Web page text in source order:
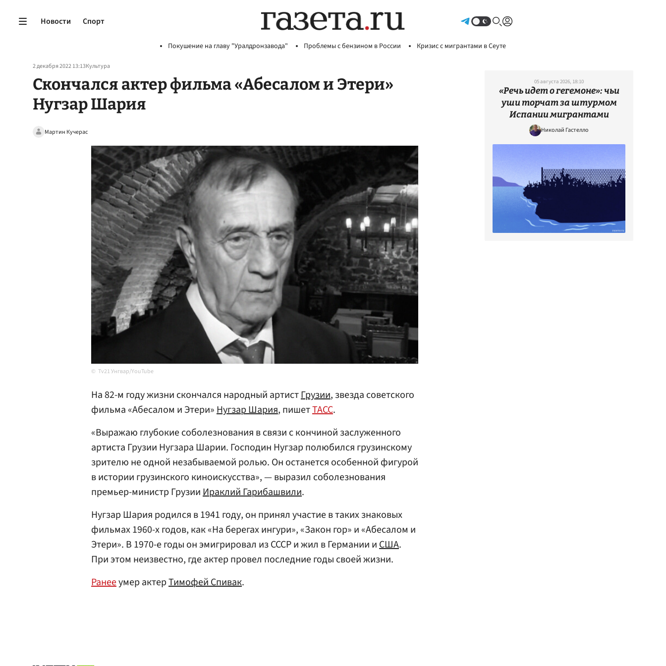
Новости Спорт
Покушение на главу "Уралдронзавода" Проблемы с бензином в России Кризис с мигрантами в Сеуте
2 декабря 2022 13:13Культура
Скончался актер фильма «Абесалом и Этери»
Нугзар Шария
Мартин Кучерас
Tv21 Унгвар/YouTube
На 82-м году жизни скончался народный артистГрузии, звезда советского
фильма «Абесалом и Этери»Нугзар Шария, пишетТАСС.
«Выражаю глубокие соболезнования в связи с кончиной заслуженного
артиста Грузии Нугзара Шарии. Господин Нугзар полюбился грузинскому
зрителю не одной незабываемой ролью. Он останется особенной фигурой
в истории грузинского киноискусства», — выразил соболезнования
премьер-министр ГрузииИраклий Гарибашвили.
Нугзар Шария родился в 1941 году, он принял участие в таких знаковых
фильмах 1960-х годов, как «На берегах ингури», «Закон гор» и «Абесалом и
Этери». В 1970-е годы он эмигрировал из СССР и жил в Германии иСША.
При этом неизвестно, где актер провел последние годы своей жизни.
Ранееумер актерТимофей Спивак.
05 августа 2026, 18:10
«Речь идет о гегемоне»: чьи
уши торчат за штурмом
Испании мигрантами
Николай Гастелло